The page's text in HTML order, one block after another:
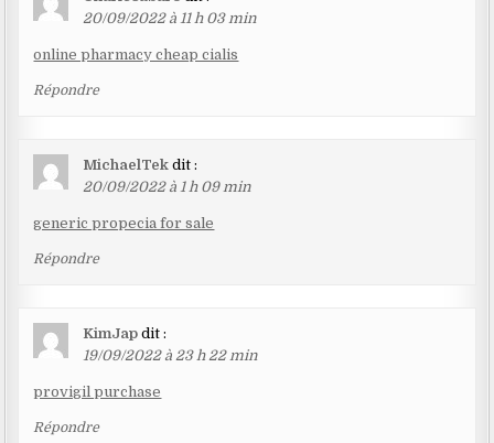
20/09/2022 à 11 h 03 min
online pharmacy cheap cialis
Répondre
MichaelTek dit :
20/09/2022 à 1 h 09 min
generic propecia for sale
Répondre
KimJap dit :
19/09/2022 à 23 h 22 min
provigil purchase
Répondre